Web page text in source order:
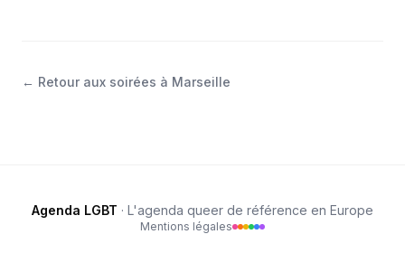
← Retour aux soirées à Marseille
Agenda LGBT · L'agenda queer de référence en Europe
Mentions légales